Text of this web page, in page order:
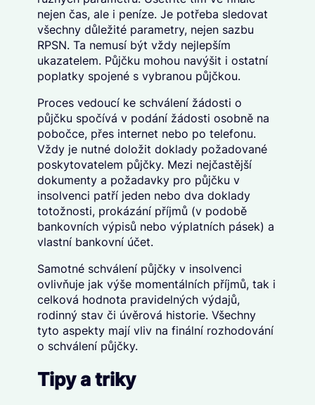
nejen čas, ale i peníze. Je potřeba sledovat
všechny důležité parametry, nejen sazbu
RPSN. Ta nemusí být vždy nejlepším
ukazatelem. Půjčku mohou navýšit i ostatní
poplatky spojené s vybranou půjčkou.
Proces vedoucí ke schválení žádosti o
půjčku spočívá v podání žádosti osobně na
pobočce, přes internet nebo po telefonu.
Vždy je nutné doložit doklady požadované
poskytovatelem půjčky. Mezi nejčastější
dokumenty a požadavky pro půjčku v
insolvenci patří jeden nebo dva doklady
totožnosti, prokázání příjmů (v podobě
bankovních výpisů nebo výplatních pásek) a
vlastní bankovní účet.
Samotné schválení půjčky v insolvenci
ovlivňuje jak výše momentálních příjmů, tak i
celková hodnota pravidelných výdajů,
rodinný stav či úvěrová historie. Všechny
tyto aspekty mají vliv na finální rozhodování
o schválení půjčky.
Tipy a triky